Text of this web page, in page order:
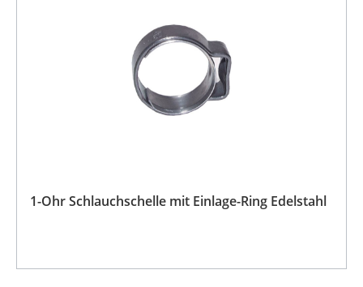
1-Ohr Schlauchschelle mit Einlage-Ring Edelstahl